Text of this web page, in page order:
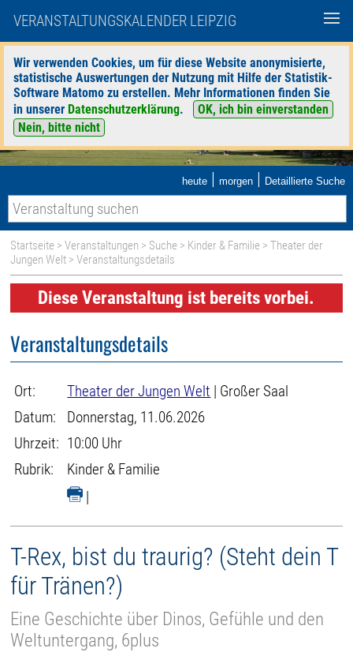
VERANSTALTUNGSKALENDER LEIPZIG
Wir verwenden Cookies, um für diese Website anonymisierte,
statistische Auswertungen der Nutzung mit Hilfe der Statistik-
Software Matomo zu erstellen. Mehr Informationen finden Sie
in unserer Datenschutzerklärung.
OK, ich bin einverstanden
Nein, bitte nicht
heute | morgen | Detaillierte Suche
Startseite >Veranstaltungen > Suche > Kinder & Familie >Theater der
Jungen Welt > Veranstaltungsdetails
Diese Veranstaltung ist bereits vorbei.
Veranstaltungsdetails
Ort: Theater der Jungen Welt | Großer Saal
Datum:
Donnerstag, 11.06.2026
Uhrzeit: 10:00 Uhr
Rubrik:
Kinder & Familie
|
T-Rex, bist du traurig? (Steht dein T
für Tränen?)
Eine Geschichte über Dinos, Gefühle und den
Weltuntergang, 6plus